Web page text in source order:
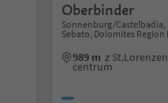
Oberbinder
Sonnenburg/Castelbadia,
Sebato, Dolomites
989 m z
centrum